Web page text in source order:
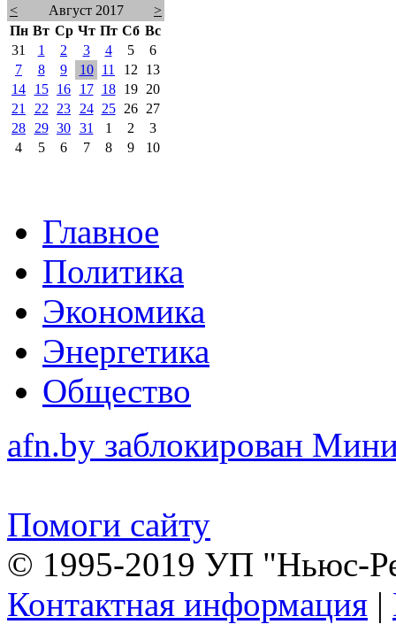
< Август 2017
>
Пн Вт Ср Чт Пт Сб Вс
31
1 2 3 4 5
6
7
8 9 10 11 12
13
14
15 16 17 18 19
20
21
22 23 24 25 26
27
28
29 30 31 1 2
3
4
5 6 7 8 9 10
Главное
Политика
Экономика
Энергетика
Общество
afn.by заблокирован
Помоги сайту
© 1995-2019 УП "Ньюс-
Контактная информация |